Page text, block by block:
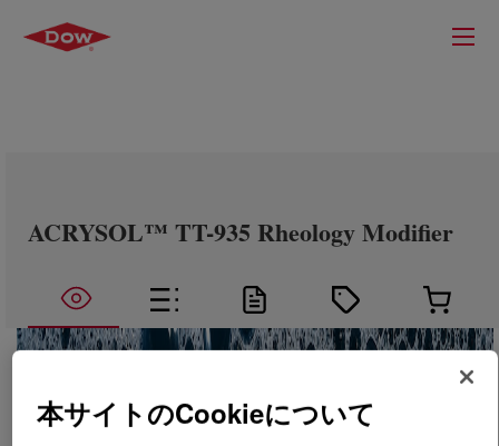
ACRYSOL™ TT-935 Rheology Modifier
本サイトのCookieについて